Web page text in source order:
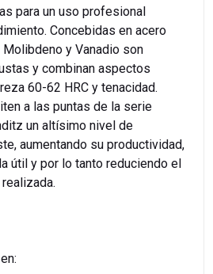
para un uso profesional
Concebidas en acero
y Vanadio son
y combinan aspectos
60-62 HRC y tenacidad.
a las puntas de la serie
un altísimo nivel de
aumentando su productividad,
útil y por lo tanto reduciendo el